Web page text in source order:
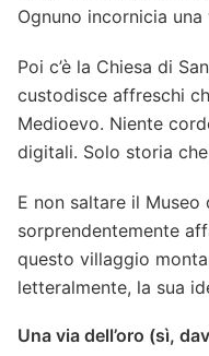
Ognuno incornicia una
Poi c’è la Chiesa di
custodisce affreschi
Medioevo. Niente
digitali. Solo storia
E non saltare il
sorprendentemente
questo villaggio
letteralmente, la sua
Una via dell’oro (sì,